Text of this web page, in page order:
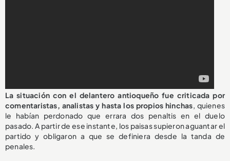
La situación con el delantero antioqueño fue criticada por
comentaristas, analistas y hasta los propios hinchas, quienes
le habían perdonado que errara dos penaltis en el duelo
pasado. A partir de ese instante, los paisas supieron aguantar el
partido y obligaron a que se definiera desde la tanda de
penales.